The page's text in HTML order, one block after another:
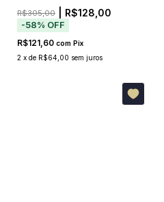
R$305,00 | R$128,00
-58% OFF
R$121,60 com Pix
2 x de R$64,00 sem juros